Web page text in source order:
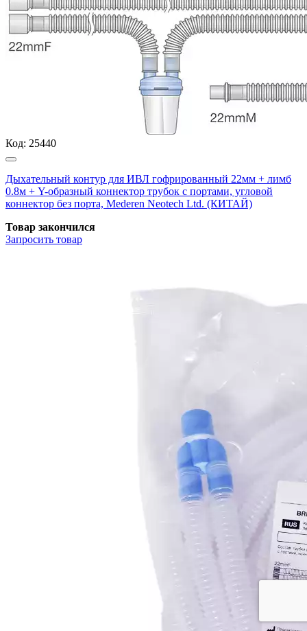
Код: 25440
Дыхательный контур для ИВЛ гофрированный 22мм + лимб
0.8м + Y-образный коннектор трубок с портами, угловой
коннектор без порта, Mederen Neotech Ltd. (КИТАЙ)
Товар закончился
Запросить товар